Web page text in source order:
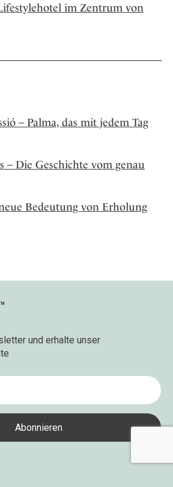
im Zentrum von
– Palma, das mit jedem Tag
– Die Geschichte vom genau
Bedeutung von Erholung
und erhalte unser